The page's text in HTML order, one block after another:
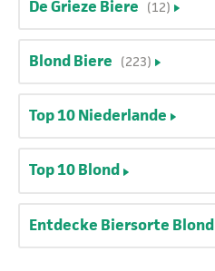
De Grieze Biere (12)
Blond Biere (223)
Top 10 Niederlande
Top 10 Blond
Entdecke Biersorte Blond